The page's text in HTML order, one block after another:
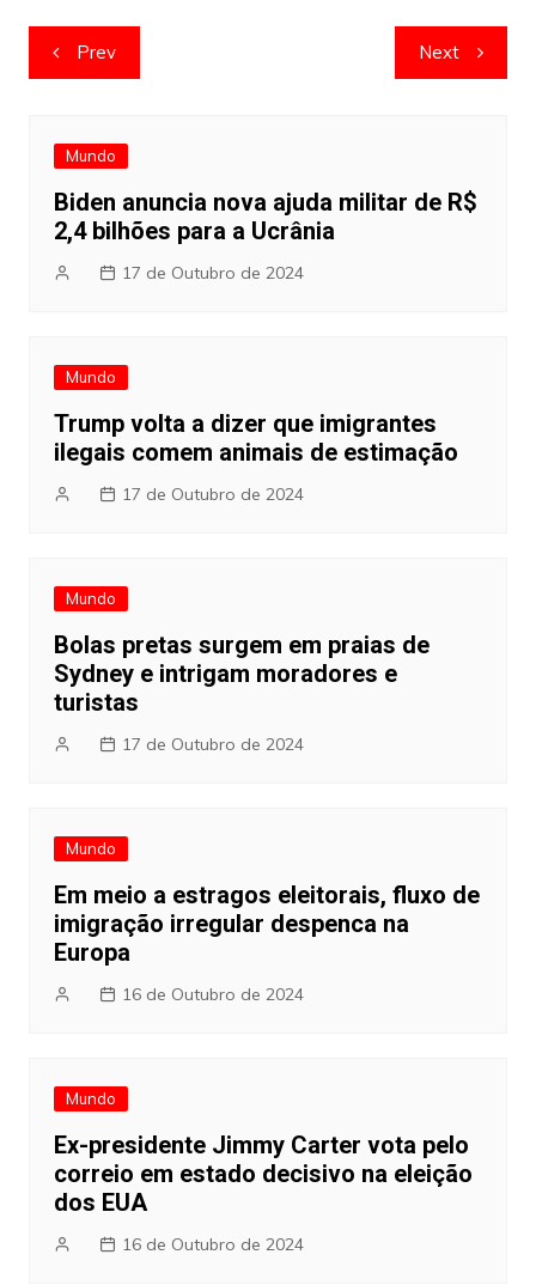
Navegação
de
Prev Next
Mundo
Biden anuncia nova ajuda militar de R$
2,4 bilhões para a Ucrânia
17 de Outubro de 2024
Mundo
Trump volta a dizer que imigrantes
ilegais comem animais de estimação
17 de Outubro de 2024
Mundo
Bolas pretas surgem em praias de
Sydney e intrigam moradores e
turistas
17 de Outubro de 2024
Mundo
Em meio a estragos eleitorais, fluxo de
imigração irregular despenca na
Europa
16 de Outubro de 2024
Mundo
Ex-presidente Jimmy Carter vota pelo
correio em estado decisivo na eleição
dos EUA
16 de Outubro de 2024